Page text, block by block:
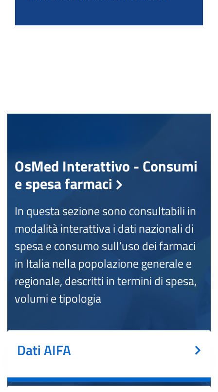
OsMed Interattivo - Consumi
e spesa farmaci
In questa sezione sono consultabili in
modalità interattiva i dati nazionali di
spesa e consumo sull’uso dei farmaci
in Italia nella popolazione generale e
regionale, descritti in termini di spesa,
volumi e tipologia
Dati AIFA